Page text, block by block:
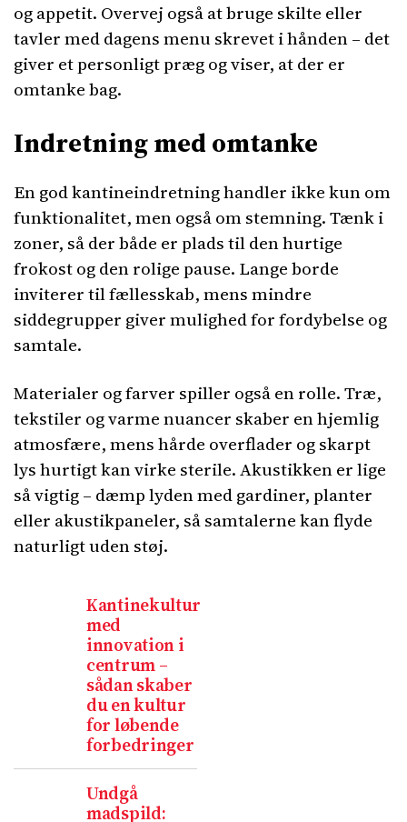
og appetit. Overvej også at bruge skilte eller
tavler med dagens menu skrevet i hånden – det
giver et personligt præg og viser, at der er
omtanke bag.
Indretning med omtanke
En god kantineindretning handler ikke kun om
funktionalitet, men også om stemning. Tænk i
zoner, så der både er plads til den hurtige
frokost og den rolige pause. Lange borde
inviterer til fællesskab, mens mindre
siddegrupper giver mulighed for fordybelse og
samtale.
Materialer og farver spiller også en rolle. Træ,
tekstiler og varme nuancer skaber en hjemlig
atmosfære, mens hårde overflader og skarpt
lys hurtigt kan virke sterile. Akustikken er lige
så vigtig – dæmp lyden med gardiner, planter
eller akustikpaneler, så samtalerne kan flyde
naturligt uden støj.
Kantinekultur
med
innovation i
centrum –
sådan skaber
du en kultur
for løbende
forbedringer
Undgå
madspild: